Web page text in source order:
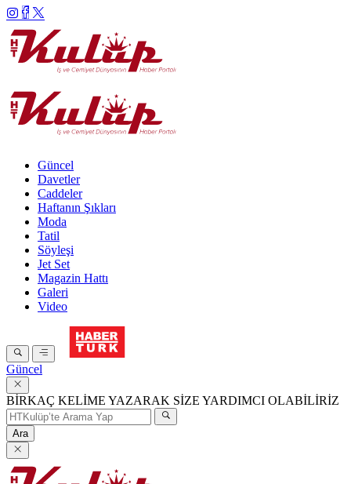
Güncel
Davetler
Caddeler
Haftanın Şıkları
Moda
Tatil
Söyleşi
Jet Set
Magazin Hattı
Galeri
Video
Güncel
BİRKAÇ KELİME YAZARAK SİZE YARDIMCI OLABİLİRİZ
Ara